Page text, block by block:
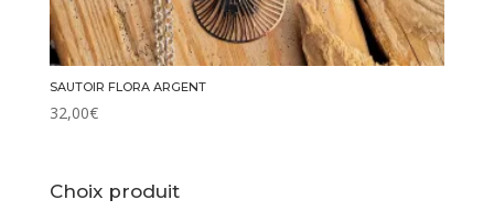
SAUTOIR FLORA ARGENT
32,00€
Choix produit